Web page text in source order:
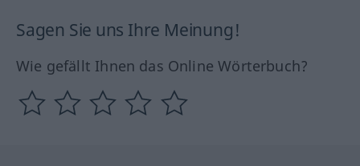
Sagen Sie uns Ihre Meinung!
Wie gefällt Ihnen das Online Wörterbuch?